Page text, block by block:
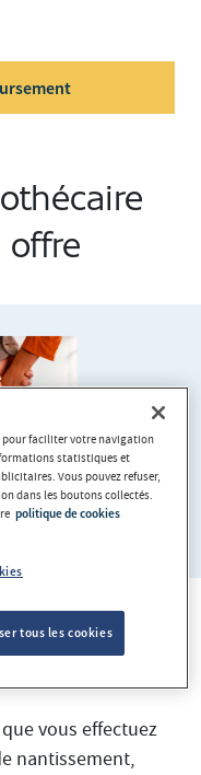
offre
si vous
vous effectuez
nantissement,
pour faciliter votre navigation
statistiques et
Vous pouvez refuser,
dans les boutons collectés.
politique de cookies
tous les cookies